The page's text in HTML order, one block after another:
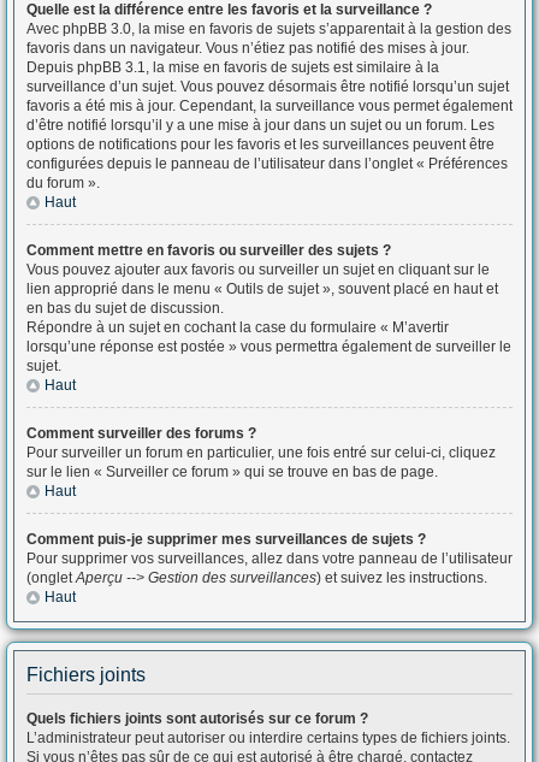
Quelle est la différence entre les favoris et la surveillance ?
Avec phpBB 3.0, la mise en favoris de sujets s’apparentait à la gestion des
favoris dans un navigateur. Vous n’étiez pas notifié des mises à jour.
Depuis phpBB 3.1, la mise en favoris de sujets est similaire à la
surveillance d’un sujet. Vous pouvez désormais être notifié lorsqu’un sujet
favoris a été mis à jour. Cependant, la surveillance vous permet également
d’être notifié lorsqu’il y a une mise à jour dans un sujet ou un forum. Les
options de notifications pour les favoris et les surveillances peuvent être
configurées depuis le panneau de l’utilisateur dans l’onglet « Préférences
du forum ».
Haut
Comment mettre en favoris ou surveiller des sujets ?
Vous pouvez ajouter aux favoris ou surveiller un sujet en cliquant sur le
lien approprié dans le menu « Outils de sujet », souvent placé en haut et
en bas du sujet de discussion.
Répondre à un sujet en cochant la case du formulaire « M’avertir
lorsqu’une réponse est postée » vous permettra également de surveiller le
sujet.
Haut
Comment surveiller des forums ?
Pour surveiller un forum en particulier, une fois entré sur celui-ci, cliquez
sur le lien « Surveiller ce forum » qui se trouve en bas de page.
Haut
Comment puis-je supprimer mes surveillances de sujets ?
Pour supprimer vos surveillances, allez dans votre panneau de l’utilisateur
(ongletAperçu --> Gestion des surveillances) et suivez les instructions.
Haut
Fichiers joints
Quels fichiers joints sont autorisés sur ce forum ?
L’administrateur peut autoriser ou interdire certains types de fichiers joints.
Si vous n’êtes pas sûr de ce qui est autorisé à être chargé, contactez